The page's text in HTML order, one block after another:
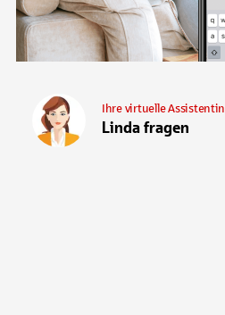
Linda fragen
Ihre virtuelle Assistentin